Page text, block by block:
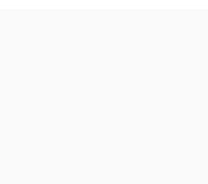
was first released. It may have